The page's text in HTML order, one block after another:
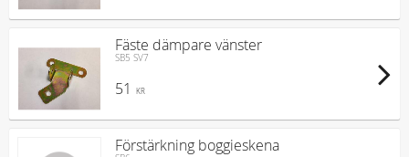
Fäste dämpare vänster
SB5 SV7
51 KR
Förstärkning boggieskena